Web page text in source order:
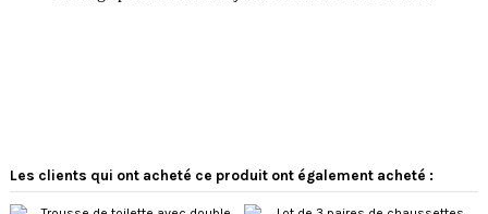
Les clients qui ont acheté ce produit ont également acheté :